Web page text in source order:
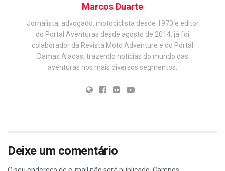
Marcos Duarte
Jornalista, advogado, motociclista desde 1970 e editor
do Portal Aventuras desde agosto de 2014, já foi
colaborador da Revista Moto Adventure e do Portal
Damas Aladas, trazendo notícias do mundo das
aventuras nos mais diversos segmentos.
Deixe um comentário